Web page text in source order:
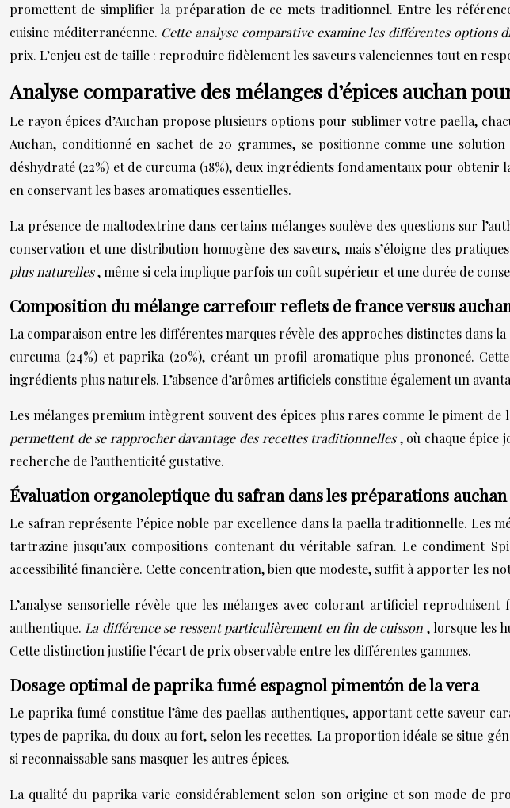
promettent de simplifier la préparation de ce mets traditionnel. Entre les
cuisine méditerranéenne. Cette analyse comparative examine les différentes options
prix. L’enjeu est de taille : reproduire fidèlement les saveurs valenciennes tout en
Analyse comparative des mélanges d’épices auchan
Le rayon épices d’Auchan propose plusieurs options pour sublimer votre paella,
Auchan, conditionné en sachet de 20 grammes, se positionne comme une
déshydraté (22%) et de curcuma (18%), deux ingrédients fondamentaux pour
en conservant les bases aromatiques essentielles.
La présence de maltodextrine dans certains mélanges soulève des questions sur
conservation et une distribution homogène des saveurs, mais s’éloigne des
plus naturelles, même si cela implique parfois un coût supérieur et une durée de
Composition du mélange carrefour reflets de france versus
La comparaison entre les différentes marques révèle des approches distinctes dans
curcuma (24%) et paprika (20%), créant un profil aromatique plus prononcé.
ingrédients plus naturels. L’absence d’arômes artificiels constitue également un
Les mélanges premium intègrent souvent des épices plus rares comme le piment
permettent de se rapprocher davantage des recettes traditionnelles, où chaque épice
recherche de l’authenticité gustative.
Évaluation organoleptique du safran dans les préparations auchan
Le safran représente l’épice noble par excellence dans la paella traditionnelle. Les
tartrazine jusqu’aux compositions contenant du véritable safran. Le condiment
accessibilité financière. Cette concentration, bien que modeste, suffit à apporter les
L’analyse sensorielle révèle que les mélanges avec colorant artificiel
authentique. La différence se ressent particulièrement en fin de cuisson , lorsque les
Cette distinction justifie l’écart de prix observable entre les différentes gammes.
Dosage optimal de paprika fumé espagnol pimentón de la vera
Le paprika fumé constitue l’âme des paellas authentiques, apportant cette saveur
types de paprika, du doux au fort, selon les recettes. La proportion idéale se situe
si reconnaissable sans masquer les autres épices.
La qualité du paprika varie considérablement selon son origine et son mode de